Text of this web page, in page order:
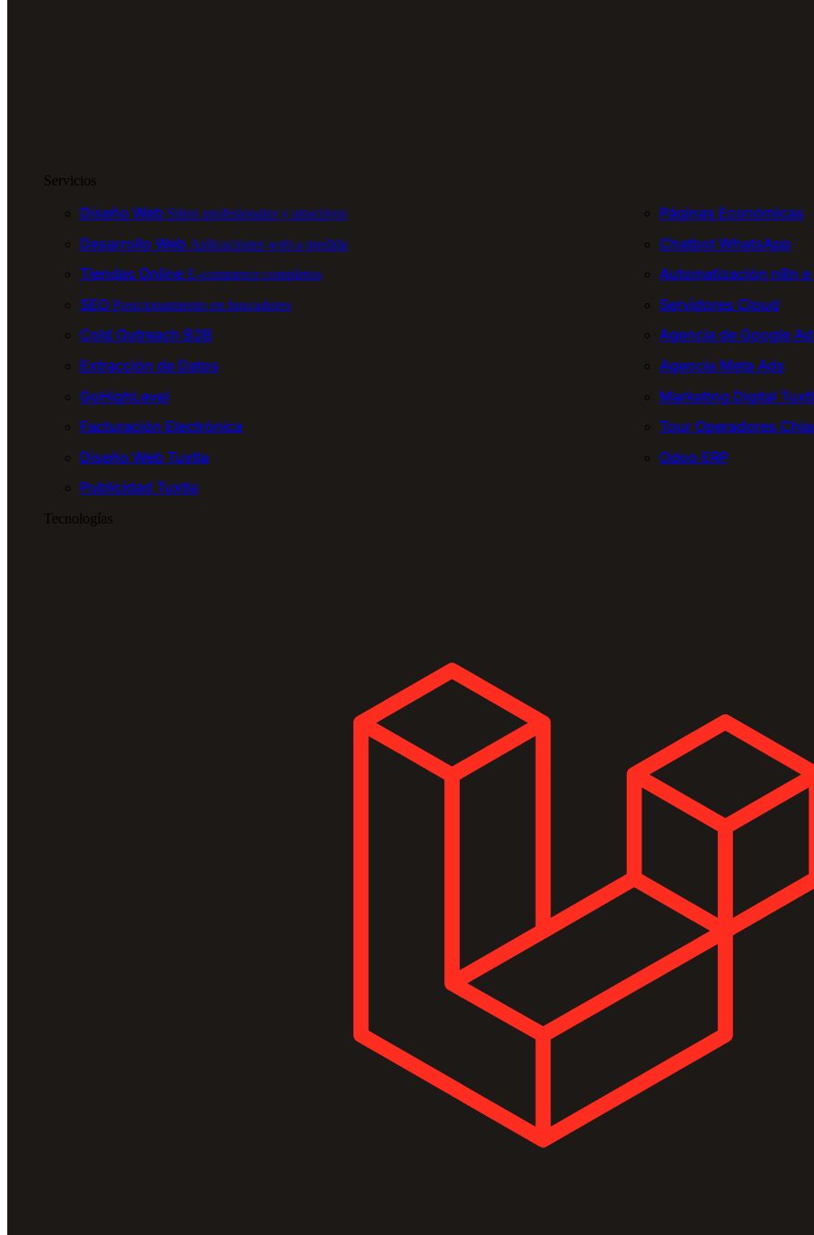
Servicios
Diseño Web Sitios profesionales y atractivos
Desarrollo Web Aplicaciones web a medida
Tiendas Online E-commerce completos
SEO Posicionamiento en buscadores
Cold Outreach B2B
Extracción de Datos
GoHighLevel
Facturación Electrónica
Diseño Web Tuxtla
Publicidad Tuxtla
Páginas Económicas
Chatbot WhatsApp
Automatización n8n e
Servidores Cloud
Agencia de Google
Agencia Meta Ads
Marketing Digital
Tour Operadores
Odoo ERP
Tecnologías